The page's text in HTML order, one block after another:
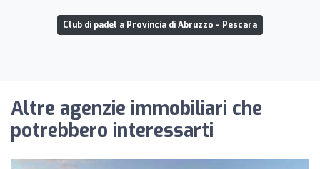
Club di padel a Provincia di Abruzzo - Pescara
Altre agenzie immobiliari che
potrebbero interessarti